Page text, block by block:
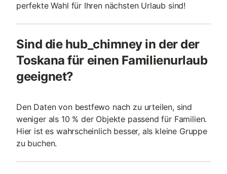
perfekte Wahl für Ihren nächsten Urlaub sind!
Sind die hub_chimney in der der
Toskana für einen Familienurlaub
geeignet?
Den Daten von bestfewo nach zu urteilen, sind
weniger als 10 % der Objekte passend für Familien.
Hier ist es wahrscheinlich besser, als kleine Gruppe
zu buchen.